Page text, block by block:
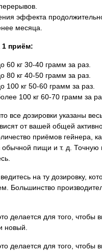
эффекта
месяца.
1 приём:
60 кг 30-40 грамм за раз.
80 кг 40-50 грамм за раз.
100 кг 50-60 грамм за раз.
100 кг 60-70 грамм за
все дозировки указаны
от вашей общей
приёмов гейнера,
обычной пищи и т. д.
на ту дозировку,
Большинство
делается для того, чтобы
новый.
делается для того, чтобы